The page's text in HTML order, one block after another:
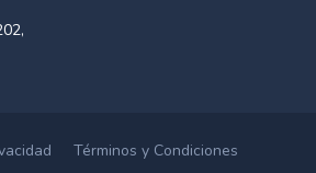
Términos y Condiciones